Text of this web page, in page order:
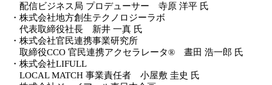
配信ビジネス局 プロデューサー 寺原 洋平 氏
・株式会社地方創生テクノロジーラボ
代表取締役社長 新井 一真 氏
・株式会社官民連携事業研究所
取締役CCO 官民連携アクセラレータ®︎ 晝田 浩一郎 氏
・株式会社LIFULL
LOCAL MATCH 事業責任者 小屋敷 圭史 氏